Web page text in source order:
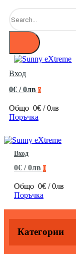
Вход
0€ / 0лв 0
Общо 0€ / 0лв
Поръчка
Вход
0€ / 0лв 0
Общо 0€ / 0лв
Поръчка
Категории